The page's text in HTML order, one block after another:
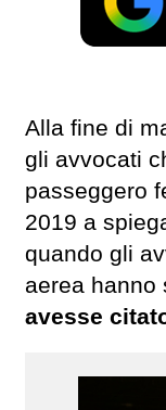
Alla fine di
gli avvocati
passeggero
2019 a
quando gli
aerea hanno
avesse